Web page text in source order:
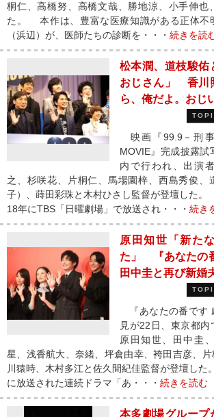
桐仁、高橋努、高橋文哉、勝地涼、小手伸也
た。 本作は、豊富な医療知識がある正体不
（浜辺）が、医師たちの診断を・・・ 続きを読
松本潤、道枝駿佑
おじさん」 香川
ら、俺だよ。おじ
映画『99.9－刑
MOVIE』完成披露
内で行われ、出演
之、杉咲花、片桐仁、馬場園梓、西島秀俊、
子）、蒔田彩珠と木村ひさし監督が登壇した
18年にTBS「日曜劇場」で放送され・・・ 続き
原田知世「新た
た」 『あなたの
田中圭と再び新婚
『あなたの番です
見が22日、東京都
原田知世、田中圭
星、浅香航大、奈緒、坪倉由幸、袴田吉彦、
川猿時、木村多江と佐久間紀佳監督が登壇し
に放送された連続ドラマ「あ・・・ 続きを読む
本多劇場グループ